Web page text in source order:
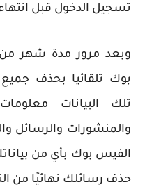
تسجيل الدخول قبل انتهاء فترة
وبعد مرور مدة شهر
بوك تلقائيا بحذف
تلك البيانات
والمنشورات والرسائل
الفيس بوك بأي من
حذف رسائلك نهائيًا من